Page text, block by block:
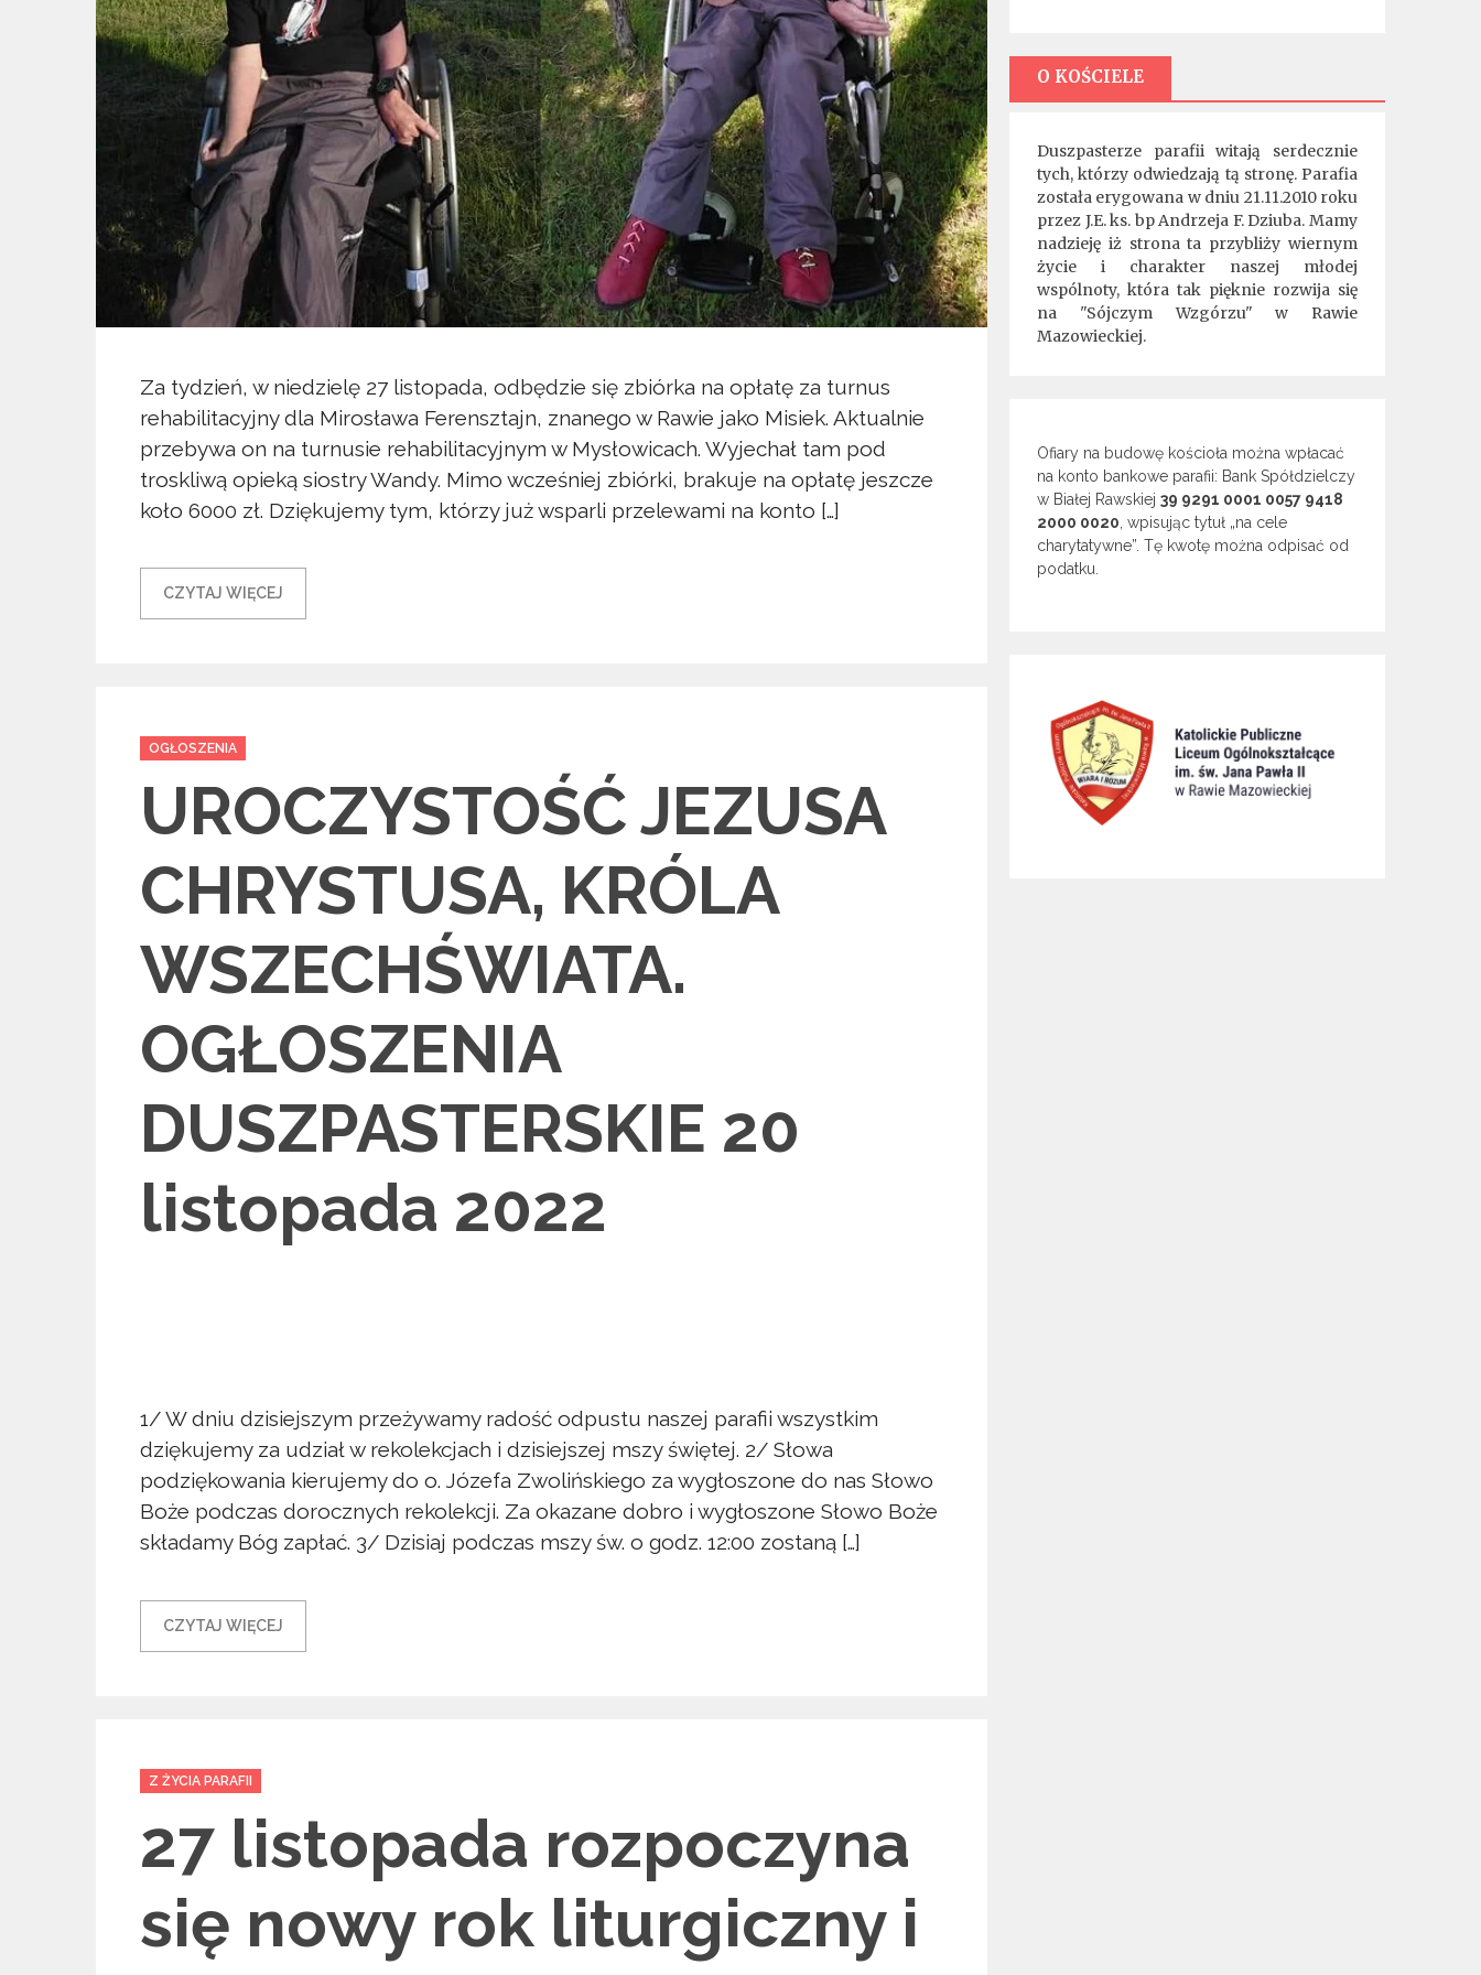
Za tydzień, w niedzielę 27 listopada, odbędzie się zbiórka na opłatę za turnus
rehabilitacyjny dla Mirosława Ferensztajn, znanego w Rawie jako Misiek. Aktualnie
przebywa on na turnusie rehabilitacyjnym w Mysłowicach. Wyjechał tam pod
troskliwą opieką siostry Wandy. Mimo wcześniej zbiórki, brakuje na opłatę jeszcze
koło 6000 zł. Dziękujemy tym, którzy już wsparli przelewami na konto […]
CZYTAJ WIĘCEJ
Categories
OGŁOSZENIA
UROCZYSTOŚĆ JEZUSA
CHRYSTUSA, KRÓLA
WSZECHŚWIATA.
OGŁOSZENIA
DUSZPASTERSKIE 20
listopada 2022
1/ W dniu dzisiejszym przeżywamy radość odpustu naszej parafii wszystkim
dziękujemy za udział w rekolekcjach i dzisiejszej mszy świętej. 2/ Słowa
podziękowania kierujemy do o. Józefa Zwolińskiego za wygłoszone do nas Słowo
Boże podczas dorocznych rekolekcji. Za okazane dobro i wygłoszone Słowo Boże
składamy Bóg zapłać. 3/ Dzisiaj podczas mszy św. o godz. 12:00 zostaną […]
CZYTAJ WIĘCEJ
Categories
Z ŻYCIA PARAFII
27 listopada rozpoczyna
się nowy rok liturgiczny i
O KOŚCIELE
Duszpasterze parafii witają serdecznie
tych, którzy odwiedzają tą stronę. Parafia
została erygowana w dniu 21.11.2010 roku
przez J.E. ks. bp Andrzeja F. Dziuba. Mamy
nadzieję iż strona ta przybliży wiernym
życie i charakter naszej młodej
wspólnoty, która tak pięknie rozwija się
na "Sójczym Wzgórzu" w Rawie
Mazowieckiej.
Ofiary na budowę kościoła można wpłacać
na konto bankowe parafii: Bank Spółdzielczy
w Białej Rawskiej 39 9291 0001 0057 9418
2000 0020 , wpisując tytuł „na cele
charytatywne”. Tę kwotę można odpisać od
podatku.